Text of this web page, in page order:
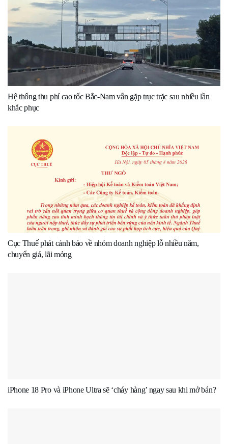
Hệ thống thu phí cao tốc Bắc-Nam vẫn gặp trục trặc sau nhiều lần
khắc phục
Cục Thuế phát cảnh báo về nhóm doanh nghiệp lỗ nhiều năm,
chuyển giá, lãi mỏng
iPhone 18 Pro và iPhone Ultra sẽ ‘cháy hàng’ ngay sau khi mở bán?